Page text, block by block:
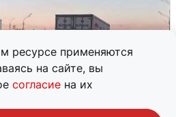
ресурсе применяются
на сайте, вы
согласие на их